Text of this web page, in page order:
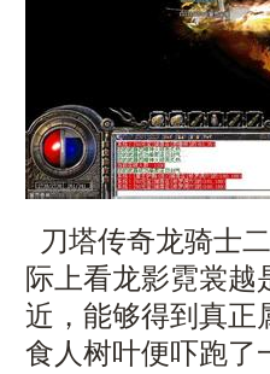
刀塔传奇龙骑士
际上看龙影霓裳
近，能够得到真正
食人树叶便吓跑了